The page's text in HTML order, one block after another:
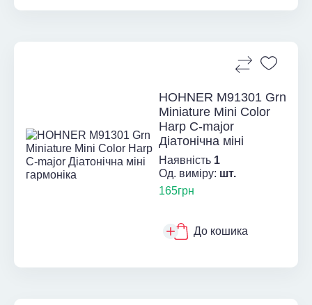
HOHNER M91301 Grn
Miniature Mini Color
Harp C-major
Діатонічна міні
гармо...
Наявність 1
Од. виміру: шт.
165грн
До кошика